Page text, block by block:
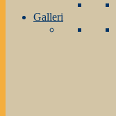
Galleri